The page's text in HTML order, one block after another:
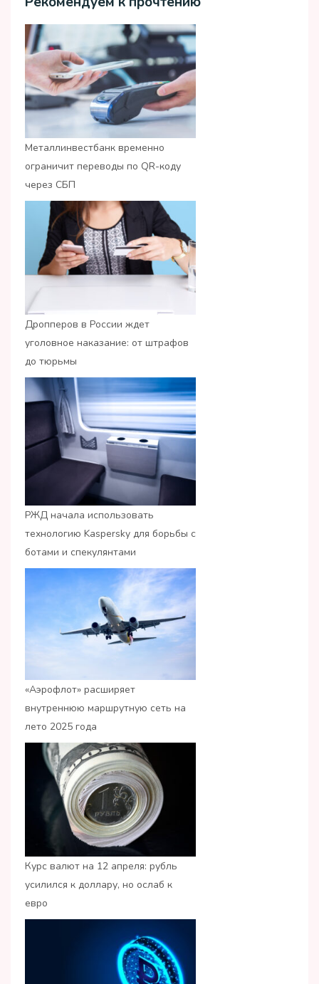
Металлинвестбанк временно
ограничит переводы по QR-коду
через СБП
Дропперов в России ждет
уголовное наказание: от штрафов
до тюрьмы
РЖД начала использовать
технологию Kaspersky для борьбы с
ботами и спекулянтами
«Аэрофлот» расширяет
внутреннюю маршрутную сеть на
лето 2025 года
Курс валют на 12 апреля: рубль
усилился к доллару, но ослаб к
евро